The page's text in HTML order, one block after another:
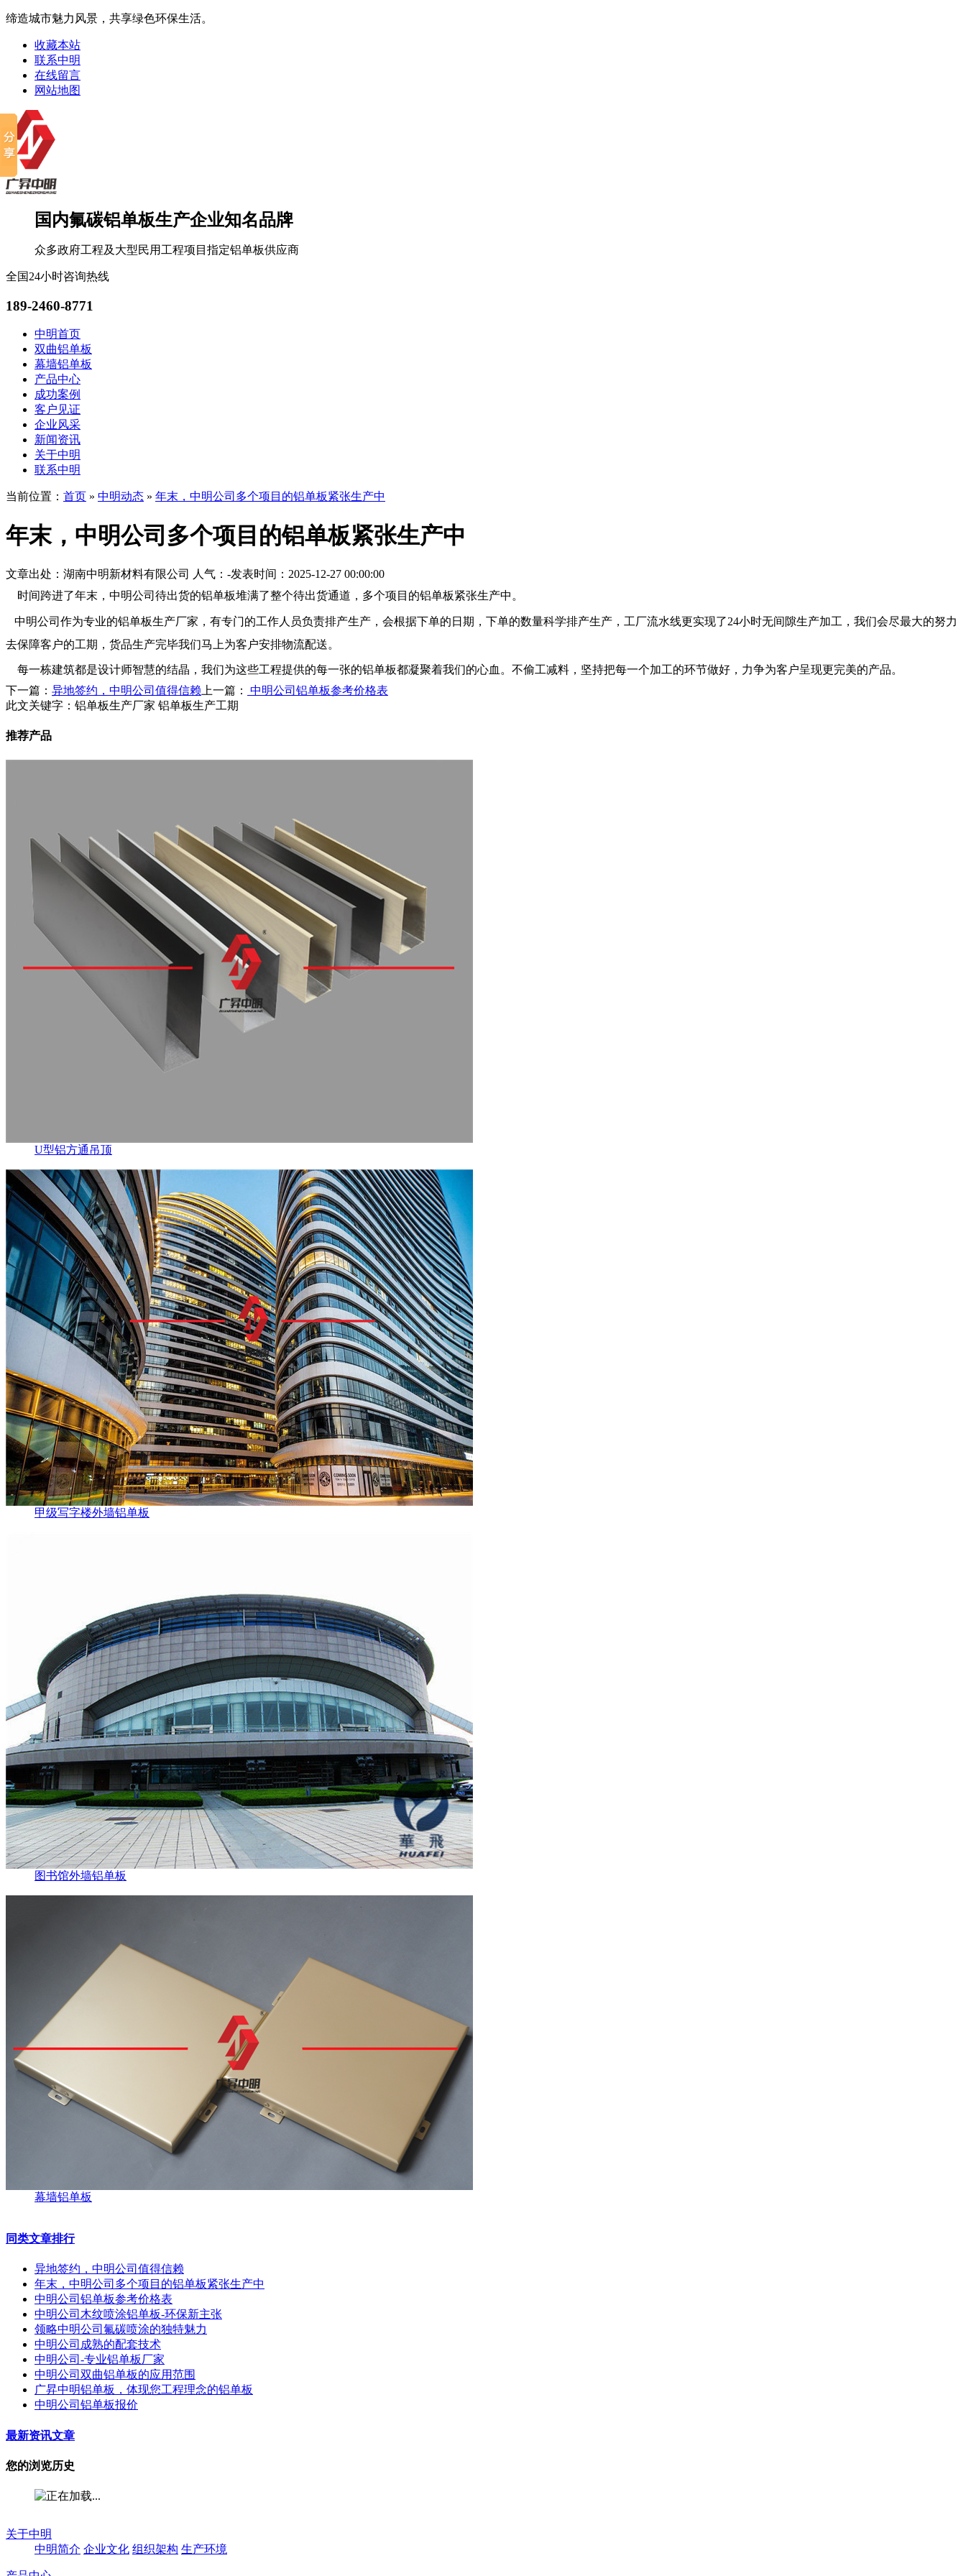
缔造城市魅力风景，共享绿色环保生活。
收藏本站
联系中明
在线留言
网站地图
国内氟碳铝单板生产企业知名品牌
众多政府工程及大型民用工程项目指定铝单板供应商
全国24小时咨询热线
189-2460-8771
中明首页
双曲铝单板
幕墙铝单板
产品中心
成功案例
客户见证
企业风采
新闻资讯
关于中明
联系中明
当前位置： 首页 » 中明动态 » 年末，中明公司多个项目的铝单板紧张生产中
年末，中明公司多个项目的铝单板紧张生产中
文章出处：湖南中明新材料有限公司 人气： -发表时间：2025-12-27 00:00:00
时间跨进了年末，中明公司待出货的铝单板堆满了整个待出货通道，多个项目的铝单板紧张生产中。
中明公司作为专业的铝单板生产厂家，有专门的工作人员负责排产生产，会根据下单的日期，下单的数量科学排产生产，工厂流水线更实现了24小时无间隙生产加工，我们会尽最大的努力
去保障客户的工期，货品生产完毕我们马上为客户安排物流配送。
每一栋建筑都是设计师智慧的结晶，我们为这些工程提供的每一张的铝单板都凝聚着我们的心血。不偷工减料，坚持把每一个加工的环节做好，力争为客户呈现更完美的产品。
下一篇： 异地签约，中明公司值得信赖 上一篇：
中明公司铝单板参考价格表
此文关键字： 铝单板生产厂家 铝单板生产工期
推荐产品
U型铝方通吊顶
甲级写字楼外墙铝单板
图书馆外墙铝单板
幕墙铝单板
同类文章排行
异地签约，中明公司值得信赖
年末，中明公司多个项目的铝单板紧张生产中
中明公司铝单板参考价格表
中明公司木纹喷涂铝单板-环保新主张
领略中明公司氟碳喷涂的独特魅力
中明公司成熟的配套技术
中明公司-专业铝单板厂家
中明公司双曲铝单板的应用范围
广昇中明铝单板，体现您工程理念的铝单板
中明公司铝单板报价
最新资讯文章
您的浏览历史
关于中明
中明简介 企业文化 组织架构 生产环境